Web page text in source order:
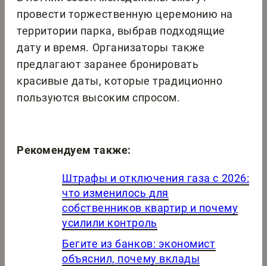
провести торжественную церемонию на
территории парка, выбрав подходящие
дату и время. Организаторы также
предлагают заранее бронировать
красивые даты, которые традиционно
пользуются высоким спросом.
Рекомендуем также:
Штрафы и отключения газа с 2026:
что изменилось для
собственников квартир и почему
усилили контроль
Бегите из банков: экономист
объяснил, почему вклады